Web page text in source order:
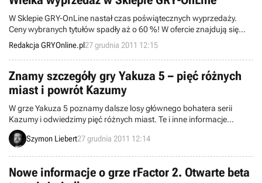
W Sklepie GRY-OnLine nastał czas poświątecznych wyprzedaży.
Ceny wybranych tytułów spadły aż o 60 %! W ofercie znajdują się
takie gry jak : Deus Ex: Human Revolution PS3/X360 – 135,90 zł,
F.3.A.R PS3/X360 – 89,90 zł czy Rage PS3/X360 – 135,90 zł.
Redakcja GRYOnline.pl27 grudnia 2011 12:15
Znamy szczegóły gry Yakuza 5 – pięć różnych
miast i powrót Kazumy
W grze Yakuza 5 poznamy dalsze losy głównego bohatera serii
Kazumy i odwiedzimy pięć różnych miast. Te i inne informacje
zostały podane przez jeden z zagranicznych serwisów, który
powołuje się na japoński magazyn Famitsu.
Szymon Liebert27 grudnia 2011 12:14
Nowe informacje o grze rFactor 2. Otwarte beta